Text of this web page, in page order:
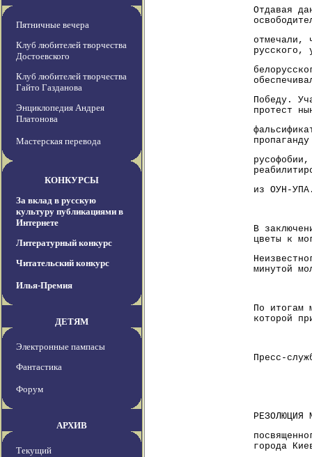
Пятничные вечера
Клуб любителей творчества
Достоевского
Клуб любителей творчества
Гайто Газданова
Энциклопедия Андрея
Платонова
Мастерская перевода
КОНКУРСЫ
За вклад в русскую
культуру публикациями в
Интернете
Литературный конкурс
Читательский конкурс
Илья-Премия
ДЕТЯМ
Электронные пампасы
Фантастика
Форум
АРХИВ
Текущий
Отдавая
отмечали,
русского,
Победу.
протест
пропаганду
из ОУН-
В
цветы к
минутой
По итогам
которой
Пресс-
РЕЗОЛЮЦИЯ
города